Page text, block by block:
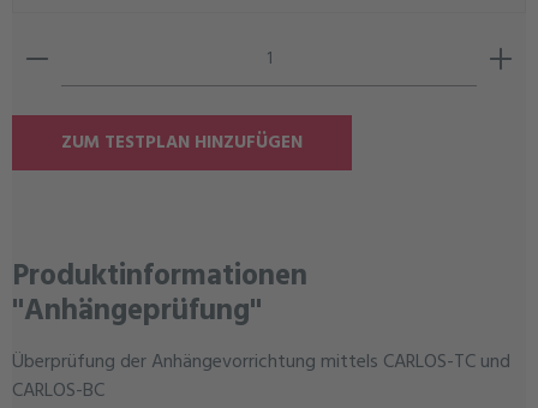
Produkt Anzahl: Gib den gewünschten Wert ein oder
ZUM TESTPLAN HINZUFÜGEN
Produktinformationen
"Anhängeprüfung"
Überprüfung der Anhängevorrichtung mittels CARLOS-TC und
CARLOS-BC